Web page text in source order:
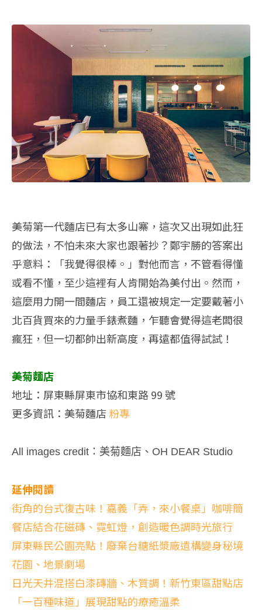
美菊第一代麵店已有太多山寨，這次又出現如此狂
的做法，不怕未來大家也跟著抄？鄭宇勝的答案出
乎意料：「我覺得很棒。」對他而言，不管看得懂
或看不懂，至少這裡有人肯開始為美付出。然而，
這麼用力開一間麵店，員工還被規定一定要戴著小
北百貨買來的力量手錶煮麵，乍聽會覺得這老闆很
瘋狂，但一切都帥出新高度，再遠都值得試試！
美菊麵店
地址：屏東縣屏東市協和東路 99 號
更多資訊：美菊麵店粉專
All images credit：美菊麵店、OH DEAR Studio
延伸閱讀
街角的台式復古味！嘉義「弄，來小餐桌」咖啡簡
餐店結合花磁磚、霓虹燈，創造暖色調時光旅行
屏東縣民公園亮點！廢棄台糖紙漿廠遺構變身秘境
花園、地景劇場
日光天井混搭白漆磚牆、木質調！新竹東區甜點店
「一百種味道」展現甜點的療癒溫柔